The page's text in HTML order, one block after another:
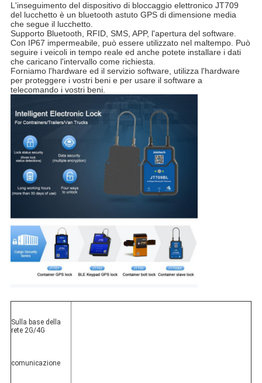
L'inseguimento del dispositivo di bloccaggio elettronico JT709
del lucchetto è un bluetooth astuto GPS di dimensione media
che segue il lucchetto.
Supporto Bluetooth, RFID, SMS, APP, l'apertura del software.
Con IP67 impermeabile, può essere utilizzato nel maltempo. Può
seguire i veicoli in tempo reale ed anche potete installare i dati
che caricano l'intervallo come richiesta.
Forniamo l'hardware ed il servizio software, utilizza l'hardware
per proteggere i vostri beni e per usare il software a
telecomando i vostri beni.
Sulla base della
rete 2G/4G
comunicazione